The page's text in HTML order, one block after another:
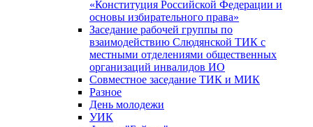
«Конституция Российской Федерации и
основы избирательного права»
Заседание рабочей группы по
взаимодействию Слюдянской ТИК с
местными отделениями общественных
организаций инвалидов ИО
Совместное заседание ТИК и МИК
Разное
День молодежи
УИК